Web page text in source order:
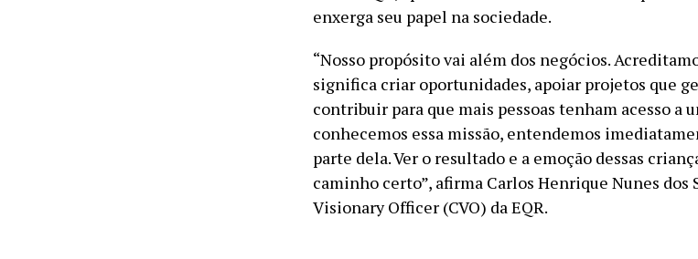
enxerga seu papel na sociedade.
“Nosso propósito vai além dos negócios.
significa criar oportunidades, apoiar projetos que
contribuir para que mais pessoas tenham acesso a
conhecemos essa missão, entendemos
parte dela. Ver o resultado e a emoção dessas
caminho certo”, afirma Carlos Henrique Nunes dos
Visionary Officer (CVO) da EQR.